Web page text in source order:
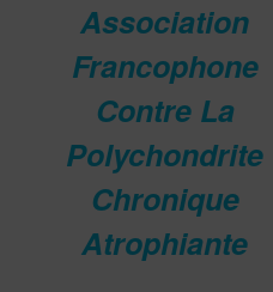
Association
Francophone
Contre La
Polychondrite
Chronique
Atrophiante